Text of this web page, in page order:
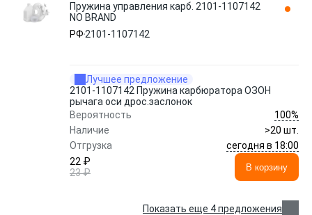
Пружина управления карб. 2101-1107142
NO BRAND
РФ 2101-1107142
Лучшее предложение
2101-1107142 Пружина карбюратора ОЗОН
рычага оси дрос.заслонок
Вероятность
100%
Наличие
>20 шт.
Отгрузка
сегодня в 18:00
22 ₽
23 ₽
В корзину
Показать еще 4 предложения